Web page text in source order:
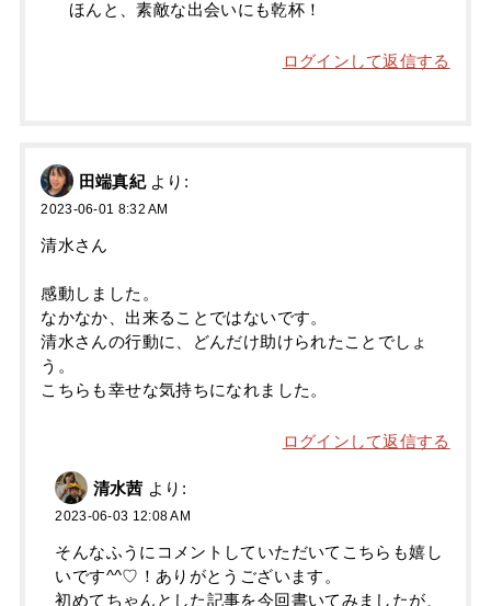
ほんと、素敵な出会いにも乾杯！
ログインして返信する
田端真紀 より:
2023-06-01 8:32 AM
清水さん
感動しました。
なかなか、出来ることではないです。
清水さんの行動に、どんだけ助けられたことでしょ
う。
こちらも幸せな気持ちになれました。
ログインして返信する
清水茜 より:
2023-06-03 12:08 AM
そんなふうにコメントしていただいてこちらも嬉し
いです^^♡！ありがとうございます。
初めてちゃんとした記事を今回書いてみましたが、